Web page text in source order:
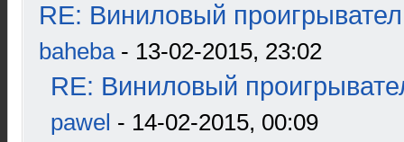
RE: Виниловый
baheba- 13-02-2015, 23:02
RE: Виниловый
pawel - 14-02-2015, 00:09